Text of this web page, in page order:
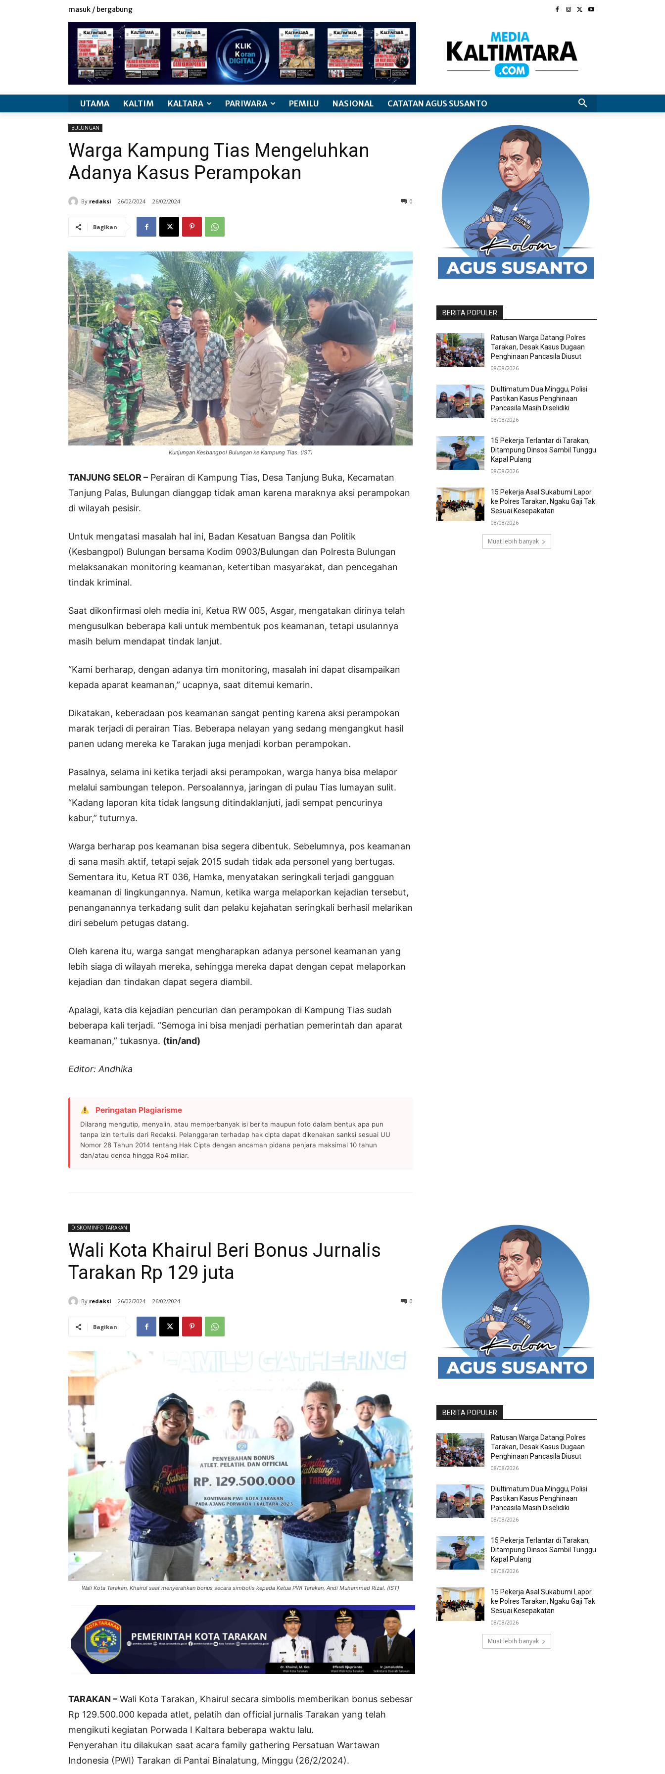
masuk / bergabung
UTAMA KALTIM KALTARA PARIWARA PEMILU NASIONAL CATATAN AGUS SUSANTO
BULUNGAN
Warga Kampung Tias Mengeluhkan
Adanya Kasus Perampokan
By redaksi 26/02/2024 26/02/2024 0
Bagikan
Kunjungan Kesbangpol Bulungan ke Kampung Tias. (IST)
TANJUNG SELOR – Perairan di Kampung Tias, Desa Tanjung Buka, Kecamatan
Tanjung Palas, Bulungan dianggap tidak aman karena maraknya aksi perampokan
di wilayah pesisir.
Untuk mengatasi masalah hal ini, Badan Kesatuan Bangsa dan Politik
(Kesbangpol) Bulungan bersama Kodim 0903/Bulungan dan Polresta Bulungan
melaksanakan monitoring keamanan, ketertiban masyarakat, dan pencegahan
tindak kriminal.
Saat dikonfirmasi oleh media ini, Ketua RW 005, Asgar, mengatakan dirinya telah
mengusulkan beberapa kali untuk membentuk pos keamanan, tetapi usulannya
masih belum mendapat tindak lanjut.
“Kami berharap, dengan adanya tim monitoring, masalah ini dapat disampaikan
kepada aparat keamanan,” ucapnya, saat ditemui kemarin.
Dikatakan, keberadaan pos keamanan sangat penting karena aksi perampokan
marak terjadi di perairan Tias. Beberapa nelayan yang sedang mengangkut hasil
panen udang mereka ke Tarakan juga menjadi korban perampokan.
Pasalnya, selama ini ketika terjadi aksi perampokan, warga hanya bisa melapor
melalui sambungan telepon. Persoalannya, jaringan di pulau Tias lumayan sulit.
“Kadang laporan kita tidak langsung ditindaklanjuti, jadi sempat pencurinya
kabur,” tuturnya.
Warga berharap pos keamanan bisa segera dibentuk. Sebelumnya, pos keamanan
di sana masih aktif, tetapi sejak 2015 sudah tidak ada personel yang bertugas.
Sementara itu, Ketua RT 036, Hamka, menyatakan seringkali terjadi gangguan
keamanan di lingkungannya. Namun, ketika warga melaporkan kejadian tersebut,
penanganannya terkadang sulit dan pelaku kejahatan seringkali berhasil melarikan
diri sebelum petugas datang.
Oleh karena itu, warga sangat mengharapkan adanya personel keamanan yang
lebih siaga di wilayah mereka, sehingga mereka dapat dengan cepat melaporkan
kejadian dan tindakan dapat segera diambil.
Apalagi, kata dia kejadian pencurian dan perampokan di Kampung Tias sudah
beberapa kali terjadi. “Semoga ini bisa menjadi perhatian pemerintah dan aparat
keamanan,” tukasnya. (tin/and)
Editor: Andhika
Peringatan Plagiarisme
Dilarang mengutip, menyalin, atau memperbanyak isi berita maupun foto dalam bentuk apa pun
tanpa izin tertulis dari Redaksi. Pelanggaran terhadap hak cipta dapat dikenakan sanksi sesuai UU
Nomor 28 Tahun 2014 tentang Hak Cipta dengan ancaman pidana penjara maksimal 10 tahun
dan/atau denda hingga Rp4 miliar.
BERITA POPULER
Ratusan Warga Datangi Polres
Tarakan, Desak Kasus Dugaan
Penghinaan Pancasila Diusut
08/08/2026
Diultimatum Dua Minggu, Polisi
Pastikan Kasus Penghinaan
Pancasila Masih Diselidiki
08/08/2026
15 Pekerja Terlantar di Tarakan,
Ditampung Dinsos Sambil Tunggu
Kapal Pulang
08/08/2026
15 Pekerja Asal Sukabumi Lapor
ke Polres Tarakan, Ngaku Gaji Tak
Sesuai Kesepakatan
08/08/2026
Muat lebih banyak